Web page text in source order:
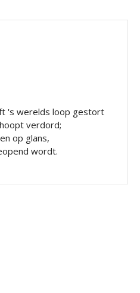
's werelds loop gestort
verdord;
op glans,
wordt.